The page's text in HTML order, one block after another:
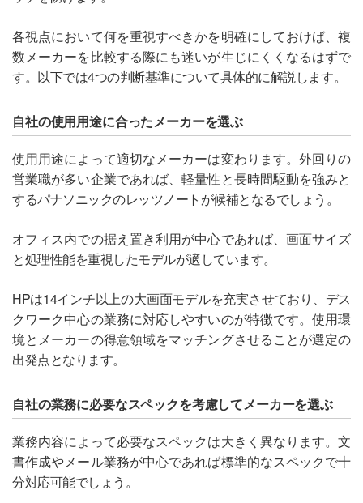
各視点において何を重視すべきかを明確にしておけば、複
数メーカーを比較する際にも迷いが生じにくくなるはずで
す。以下では4つの判断基準について具体的に解説します。
自社の使用用途に合ったメーカーを選ぶ
使用用途によって適切なメーカーは変わります。外回りの
営業職が多い企業であれば、軽量性と長時間駆動を強みと
するパナソニックのレッツノートが候補となるでしょう。
オフィス内での据え置き利用が中心であれば、画面サイズ
と処理性能を重視したモデルが適しています。
HPは14インチ以上の大画面モデルを充実させており、デス
クワーク中心の業務に対応しやすいのが特徴です。使用環
境とメーカーの得意領域をマッチングさせることが選定の
出発点となります。
自社の業務に必要なスペックを考慮してメーカーを選ぶ
業務内容によって必要なスペックは大きく異なります。文
書作成やメール業務が中心であれば標準的なスペックで十
分対応可能でしょう。